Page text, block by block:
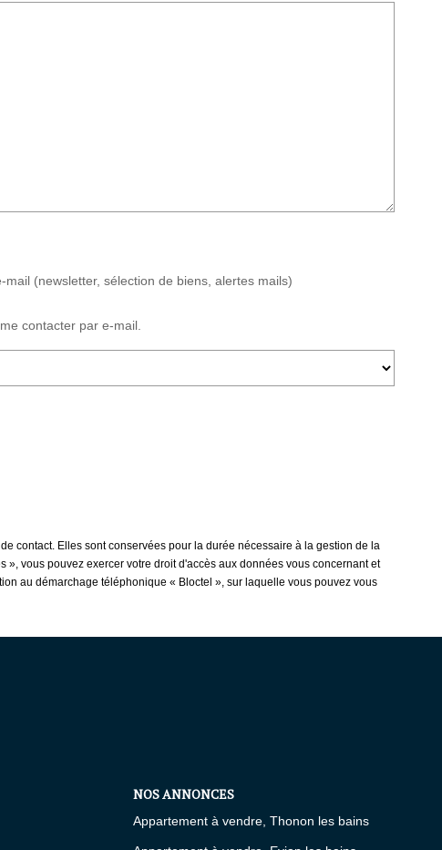
(newsletter, sélection de biens, alertes mails)
contacter par e-mail.
contact. Elles sont conservées pour la durée nécessaire à la gestion de la
vous pouvez exercer votre droit d'accès aux données vous concernant et
au démarchage téléphonique « Bloctel », sur laquelle vous pouvez vous
NOS ANNONCES
Appartement à vendre, Thonon les bains